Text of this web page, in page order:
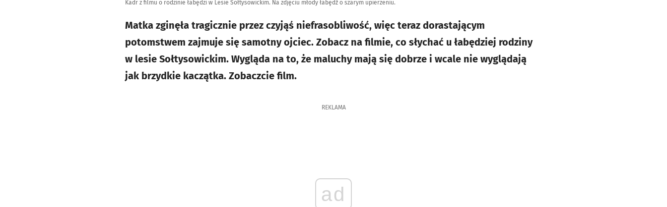
Kadr z filmu o rodzinie łabędzi w Lesie Sołtysowickim. Na zdjęciu młody łabędź o szarym upierzeniu.
Matka zginęła tragicznie przez czyjąś niefrasobliwość, więc teraz dorastającym
potomstwem zajmuje się samotny ojciec. Zobacz na filmie, co słychać u łabędziej rodziny
w lesie Sołtysowickim. Wygląda na to, że maluchy mają się dobrze i wcale nie wyglądają
jak brzydkie kaczątka. Zobaczcie film.
REKLAMA
ad